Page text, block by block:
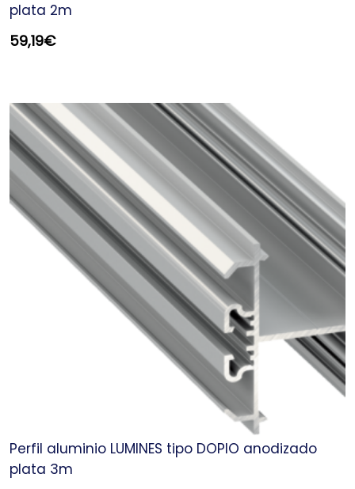
plata 2m
59,19€
Perfil aluminio LUMINES tipo DOPIO anodizado
plata 3m